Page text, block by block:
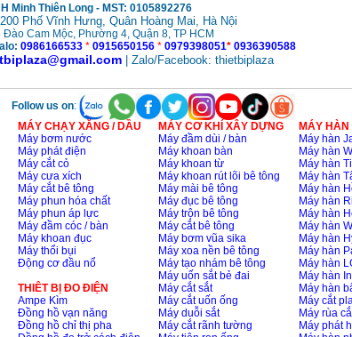
Minh Thiên Long - MST: 0105892276
Phố Vĩnh Hưng, Quân Hoàng Mai, Hà Nội
Đào Cam Mộc, Phường 4, Quận 8, TP HCM
0986166533 * 0915650156* 0979398051* 0936390588
| Zalo/Facebook: thietbiplaza
Follow us on:
MÁY CHẠY XĂNG / DẦU
Máy bơm nước
Máy phát điện
Máy cắt cỏ
Máy cưa xích
Máy cắt bê tông
Máy phun hóa chất
Máy phun áp lực
Máy đầm cóc / bàn
Máy khoan đục
Máy thổi bụi
Động cơ đầu nổ
THIÊT BỊ ĐO ĐIỆN
Ampe Kìm
Đồng hồ vạn năng
Đồng hồ chỉ thị pha
MÁY CƠ KHÍ XÂY DỰNG
Máy đầm dùi / bàn
Máy khoan bàn
Máy khoan từ
Máy khoan rút lõi bê tông
Máy mài bê tông
Máy đục bê tông
Máy trộn bê tông
Máy cắt bê tông
Máy bơm vũa sika
Máy xoa nền bê tông
Máy tạo nhám bê tông
Máy uốn sắt bẻ đai
Máy cắt sắt
Máy cắt uốn ống
Máy duỗi sắt
Máy cắt rãnh tường
MÁY HÀN
Máy hàn
Máy hàn
Máy hàn
Máy hàn
Máy hàn
Máy hàn
Máy hàn
Máy hàn
Máy hàn
Máy hàn
Máy hàn
Máy hàn
Máy hàn
Máy cắt
Máy rùa
Máy phát